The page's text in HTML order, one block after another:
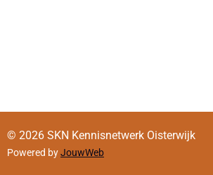
© 2026 SKN Kennisnetwerk Oisterwijk
Powered byJouwWeb